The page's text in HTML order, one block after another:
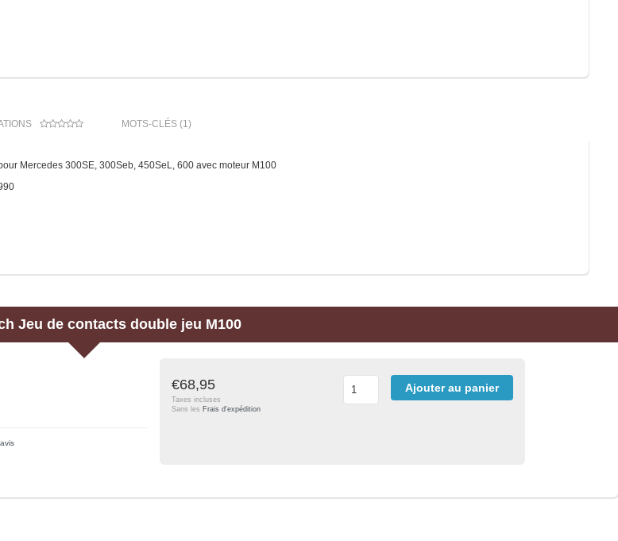
MOTS-CLÉS (1)
Mercedes 300SE, 300Seb, 450SeL, 600 avec moteur M100
Jeu de contacts double jeu M100
€68,95
Taxes incluses
Sans les Frais d'expédition
Ajouter au panier